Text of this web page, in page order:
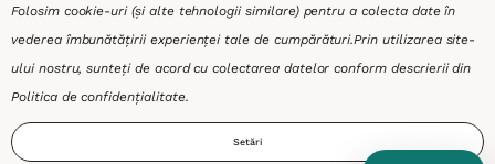
Folosim cookie-uri (și alte tehnologii similare) pentru a colecta date în
vederea îmbunătățirii experienței tale de cumpărături.Prin utilizarea site-
ului nostru, sunteți de acord cu colectarea datelor conform descrierii din
Politica de confidențialitate.
Setări